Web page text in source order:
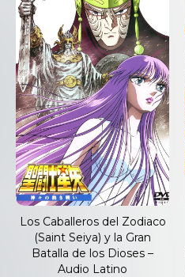
Los Caballeros del Zodiaco
(Saint Seiya) y la Gran
Batalla de los Dioses –
Audio Latino